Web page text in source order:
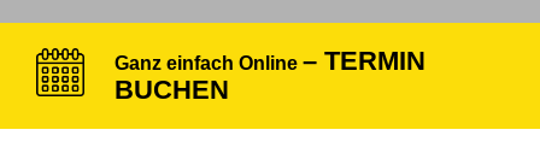
Ganz einfach Online – TERMIN
BUCHEN